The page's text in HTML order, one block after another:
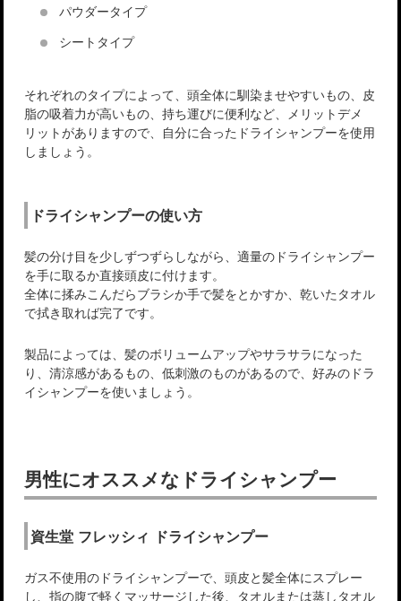
パウダータイプ
シートタイプ
それぞれのタイプによって、頭全体に馴染ませやすいもの、皮
脂の吸着力が高いもの、持ち運びに便利など、メリットデメ
リットがありますので、自分に合ったドライシャンプーを使用
しましょう。
ドライシャンプーの使い方
髪の分け目を少しずつずらしながら、適量のドライシャンプー
を手に取るか直接頭皮に付けます。
全体に揉みこんだらブラシか手で髪をとかすか、乾いたタオル
で拭き取れば完了です。
製品によっては、髪のボリュームアップやサラサラになった
り、清涼感があるもの、低刺激のものがあるので、好みのドラ
イシャンプーを使いましょう。
男性にオススメなドライシャンプー
資生堂 フレッシィ ドライシャンプー
ガス不使用のドライシャンプーで、頭皮と髪全体にスプレー
し、指の腹で軽くマッサージした後、タオルまたは蒸しタオル